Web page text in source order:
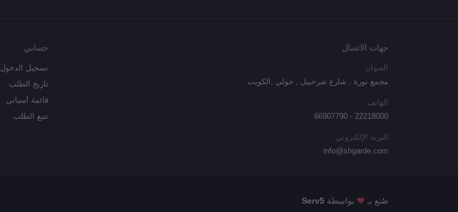
جهات الاتصال
العنوان
مجمع نورة , شارع شرحبيل , حولي ,الكويت
الهاتف
22218000 - 66907790
البريد الإلكتروني
info@shgarde.com
حسابي
تسجيل الدخول
تاريخ الطلب
قائمة أمنياتي
تتبع الطلب
صُنع بـ بواسطة Serv5